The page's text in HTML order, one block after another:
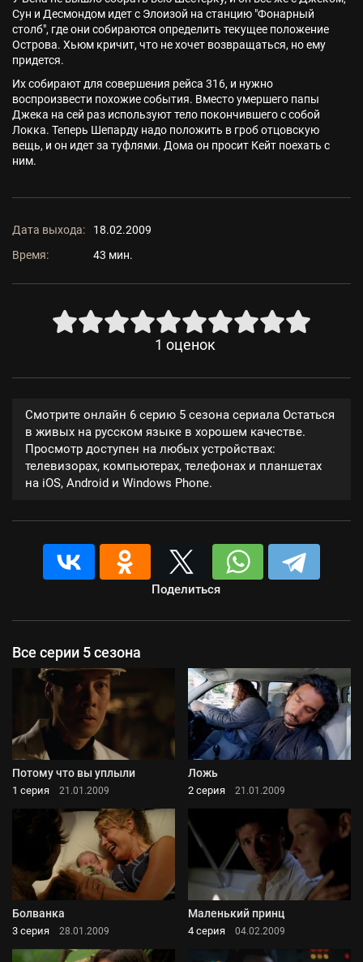
Сун и Десмондом идет с Элоизой на станцию "Фонарный
столб", где они собираются определить текущее положение
Острова. Хьюм кричит, что не хочет возвращаться, но ему
придется.
Их собирают для совершения рейса 316, и нужно
воспроизвести похожие события. Вместо умершего папы
Джека на сей раз используют тело покончившего с собой
Локка. Теперь Шепарду надо положить в гроб отцовскую
вещь, и он идет за туфлями. Дома он просит Кейт поехать с
ним.
Дата выхода:
18.02.2009
Время:
43 мин.
1 оценок
Смотрите онлайн 6 серию 5 сезона сериала Остаться
в живых на русском языке в хорошем качестве.
Просмотр доступен на любых устройствах:
телевизорах, компьютерах, телефонах и планшетах
на iOS, Android и Windows Phone.
Поделиться
Все серии 5 сезона
Потому что вы уплыли
1 серия 21.01.2009
Ложь
2 серия 21.01.2009
Болванка
3 серия 28.01.2009
Маленький принц
4 серия 04.02.2009